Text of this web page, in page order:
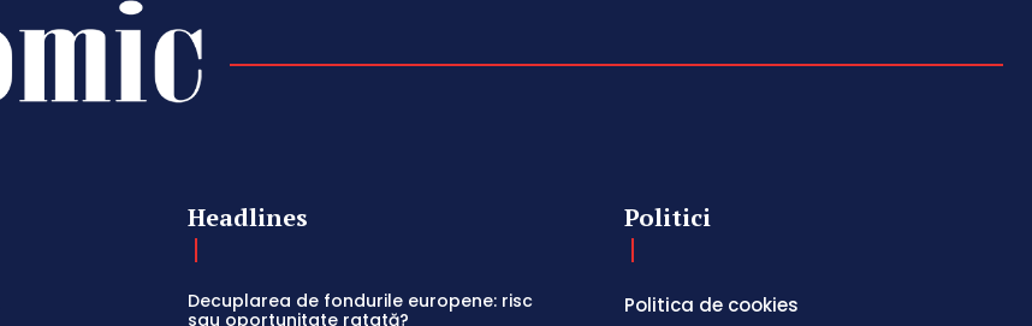
Headlines
Decuplarea de fondurile europene: risc
sau oportunitate ratată?
Politici
Politica de cookies